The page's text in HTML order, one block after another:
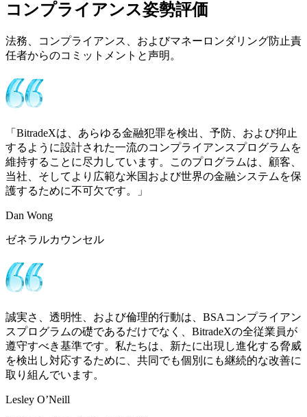
コンプライアンス姿勢評価
法務、コンプライアンス、およびマネーロンダリング防止責
任者からのコミットメントと声明。
「BitradeXは、あらゆる金融犯罪を検出、予防、および抑止
するように設計された一流のコンプライアンスプログラムを
維持することに尽力しています。このプログラムは、顧客、
当社、そしてより広範な米国および世界の金融システムを保
護するために不可欠です。」
Dan Wong
ゼネラルカウンセル
誠実さ、透明性、および倫理的行動は、BSAコンプライアン
スプログラムの礎であるだけでなく、BitradeXの全従業員が
遵守すべき基準です。私たちは、新たに出現し進化する脅威
を検出し対応するために、共同でも個別にも継続的な改善に
取り組んでいます。
Lesley O’Neill